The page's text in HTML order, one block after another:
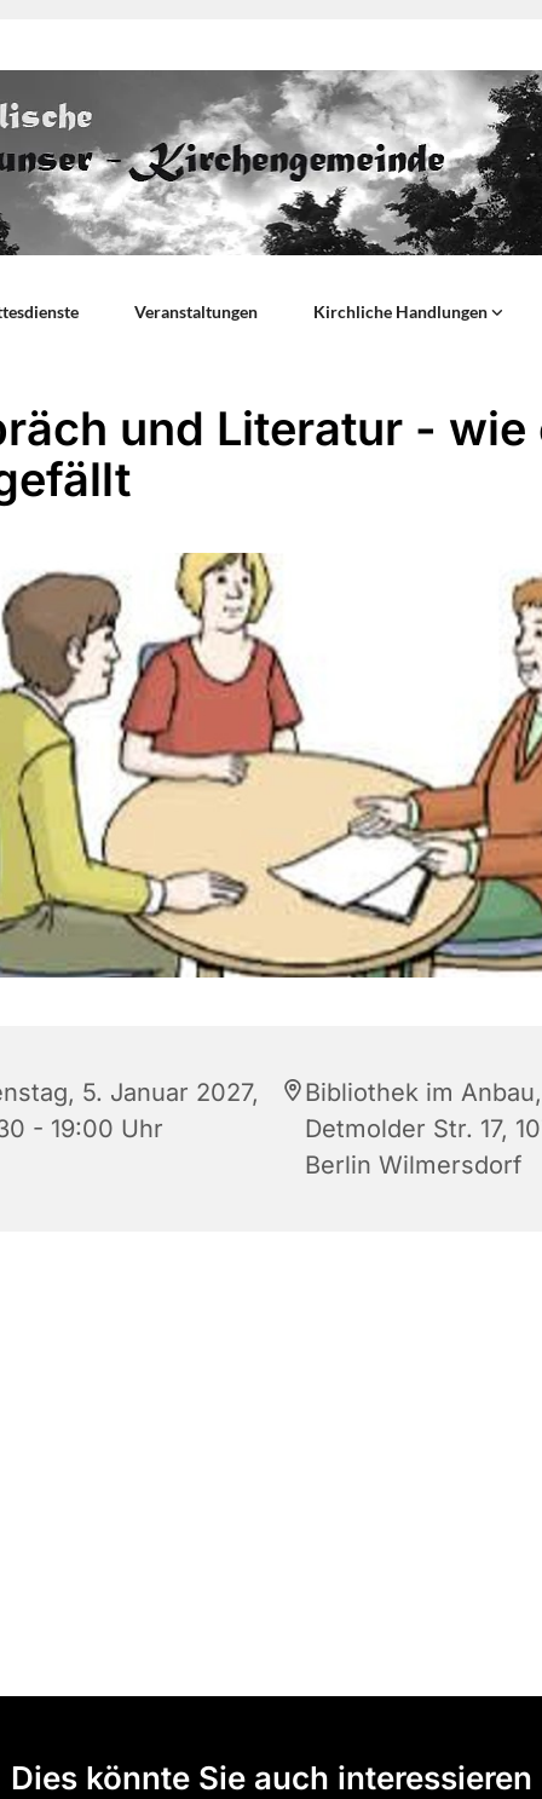
Veranstaltungen Kirchliche Handlungen
und Literatur - wie
5. Januar 2027,
- 19:00 Uhr
Bibliothek im Anbau,
Detmolder Str. 17,
Berlin Wilmersdorf
Dies könnte Sie auch interessieren